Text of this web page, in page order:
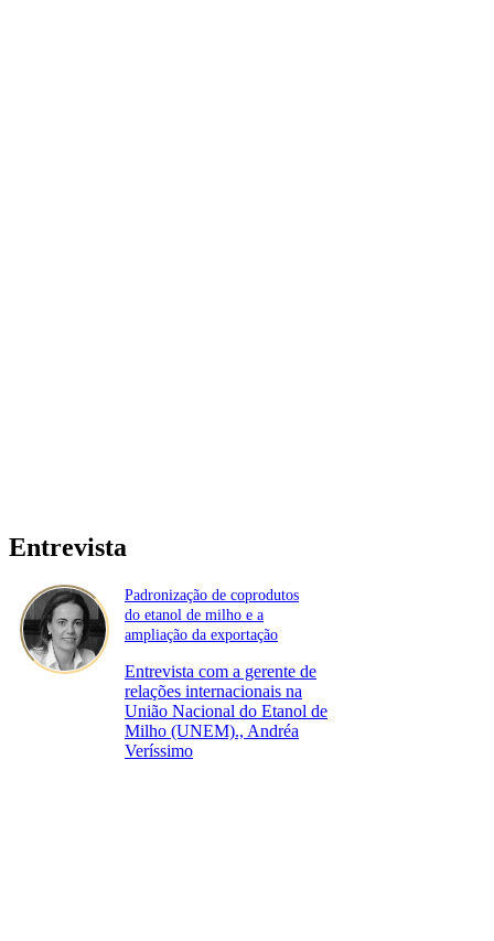
Entrevista
Padronização de coprodutos
do etanol de milho e a
ampliação da exportação
Entrevista com a gerente de
relações internacionais na
União Nacional do Etanol de
Milho (UNEM)., Andréa
Veríssimo